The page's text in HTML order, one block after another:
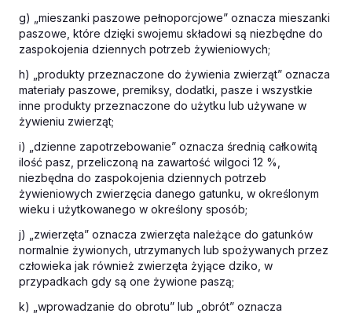
g) „mieszanki paszowe pełnoporcjowe” oznacza mieszanki
paszowe, które dzięki swojemu składowi są niezbędne do
zaspokojenia dziennych potrzeb żywieniowych;
h) „produkty przeznaczone do żywienia zwierząt” oznacza
materiały paszowe, premiksy, dodatki, pasze i wszystkie
inne produkty przeznaczone do użytku lub używane w
żywieniu zwierząt;
i) „dzienne zapotrzebowanie” oznacza średnią całkowitą
ilość pasz, przeliczoną na zawartość wilgoci 12 %,
niezbędna do zaspokojenia dziennych potrzeb
żywieniowych zwierzęcia danego gatunku, w określonym
wieku i użytkowanego w określony sposób;
j) „zwierzęta” oznacza zwierzęta należące do gatunków
normalnie żywionych, utrzymanych lub spożywanych przez
człowieka jak również zwierzęta żyjące dziko, w
przypadkach gdy są one żywione paszą;
k) „wprowadzanie do obrotu” lub „obrót” oznacza